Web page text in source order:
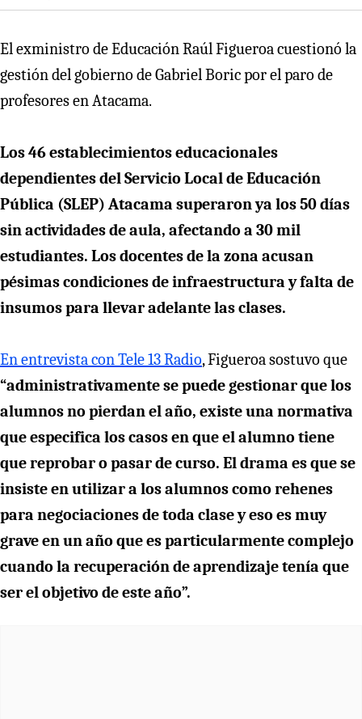
El exministro de Educación Raúl Figueroa cuestionó la
gestión del gobierno de Gabriel Boric por el paro de
profesores en Atacama.
Los 46 establecimientos educacionales
dependientes del Servicio Local de Educación
Pública (SLEP) Atacama superaron ya los 50 días
sin actividades de aula, afectando a 30 mil
estudiantes. Los docentes de la zona acusan
pésimas condiciones de infraestructura y falta de
insumos para llevar adelante las clases.
En entrevista con Tele 13 Radio, Figueroa sostuvo que
“administrativamente se puede gestionar que los
alumnos no pierdan el año, existe una normativa
que especifica los casos en que el alumno tiene
que reprobar o pasar de curso. El drama es que se
insiste en utilizar a los alumnos como rehenes
para negociaciones de toda clase y eso es muy
grave en un año que es particularmente complejo
cuando la recuperación de aprendizaje tenía que
ser el objetivo de este año”.